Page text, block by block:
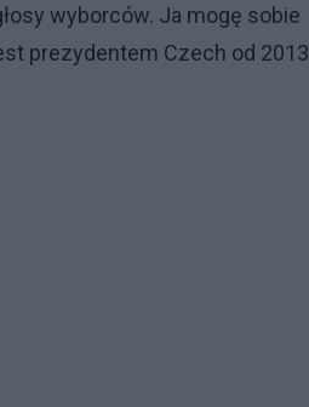
wyborców. Ja mogę sobie
prezydentem Czech od 2013